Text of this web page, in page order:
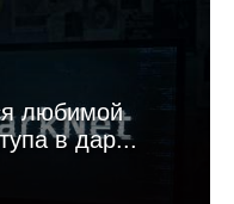
любимой
в дар...